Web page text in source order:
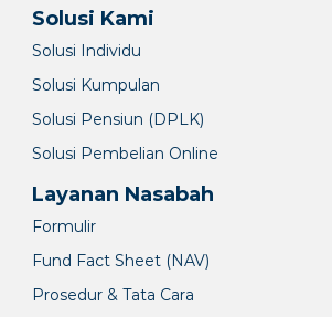
Solusi Kami
Solusi Individu
Solusi Kumpulan
Solusi Pensiun (DPLK)
Solusi Pembelian Online
Layanan Nasabah
Formulir
Fund Fact Sheet (NAV)
Prosedur & Tata Cara